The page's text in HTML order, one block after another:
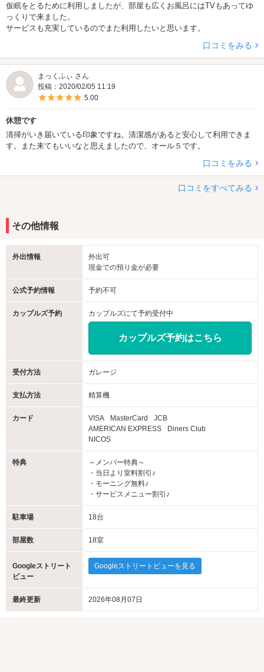
仮眠をとるために利用しましたが、部屋も広くお風呂にはTVもあってゆ
っくりで来ました。
サービスも充実しているのでまた利用したいと思います。
口コミをみる
まっくふぃ さん
投稿：2020/02/05 11:19
5つ星のうち5
5.00
休憩です
清掃がいき届いている印象ですね。清潔感があると安心して利用できま
す。また来てもいいなと思えましたので、オール５です。
口コミをみる
口コミをすべてみる
その他情報
外出情報
外出可
現金での預り金が必要
公式予約情報 予約不可
カップルズ予約 カップルズにて予約受付中
カップルズ予約はこちら
受付方法 ガレージ
支払方法 精算機
カード VISA MasterCard
JCB
AMERICAN EXPRESS
Diners Club
NICOS
特典
～メンバー特典～
・当日より室料割引♪
・モーニング無料♪
・サービスメニュー割引♪
駐車場 18台
部屋数 18室
Googleストリート
ビュー
Googleストリートビューを見る
最終更新 2026年08月07日